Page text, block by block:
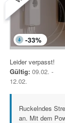
-33%
Leider verpasst!
Gültig: 09.02. -
12.02.
Ruckelndes
an. Mit dem